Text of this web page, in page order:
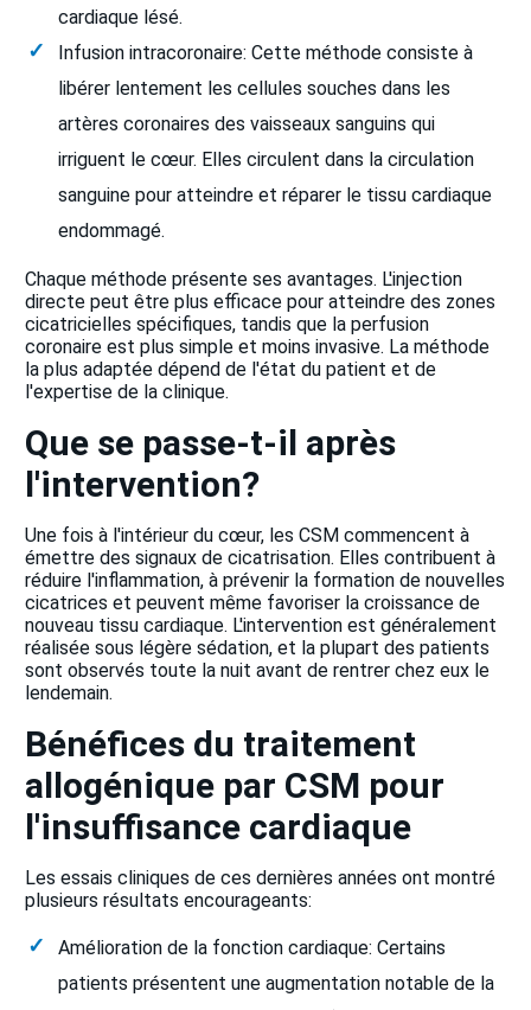
cardiaque lésé.
Infusion intracoronaire: Cette méthode consiste à
libérer lentement les cellules souches dans les
artères coronaires des vaisseaux sanguins qui
irriguent le cœur. Elles circulent dans la circulation
sanguine pour atteindre et réparer le tissu cardiaque
endommagé.
Chaque méthode présente ses avantages. L'injection
directe peut être plus efficace pour atteindre des zones
cicatricielles spécifiques, tandis que la perfusion
coronaire est plus simple et moins invasive. La méthode
la plus adaptée dépend de l'état du patient et de
l'expertise de la clinique.
Que se passe-t-il après
l'intervention?
Une fois à l'intérieur du cœur, les CSM commencent à
émettre des signaux de cicatrisation. Elles contribuent à
réduire l'inflammation, à prévenir la formation de nouvelles
cicatrices et peuvent même favoriser la croissance de
nouveau tissu cardiaque. L'intervention est généralement
réalisée sous légère sédation, et la plupart des patients
sont observés toute la nuit avant de rentrer chez eux le
lendemain.
Bénéfices du traitement
allogénique par CSM pour
l'insuffisance cardiaque
Les essais cliniques de ces dernières années ont montré
plusieurs résultats encourageants:
Amélioration de la fonction cardiaque: Certains
patients présentent une augmentation notable de la